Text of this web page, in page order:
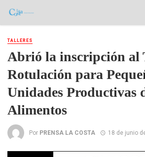
TALLERES
Abrió la inscripción al
Rotulación para
Unidades Productivas
Alimentos
Por PRENSA LA COSTA 18 de junio